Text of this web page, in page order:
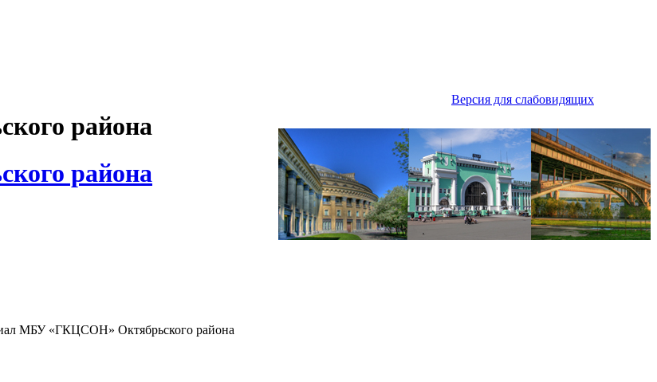
Версия для слабовидящих
района
района
МБУ «ГКЦСОН» Октябрьского района